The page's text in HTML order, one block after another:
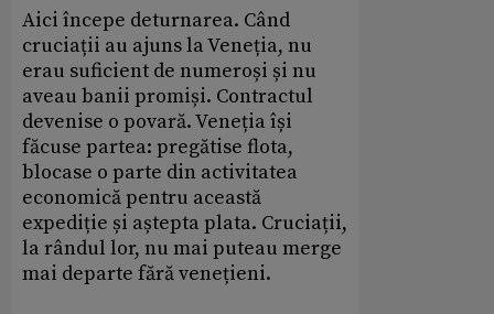
Aici începe deturnarea. Când
cruciații au ajuns la Veneția, nu
erau suficient de numeroși și nu
aveau banii promiși. Contractul
devenise o povară. Veneția își
făcuse partea: pregătise flota,
blocase o parte din activitatea
economică pentru această
expediție și aștepta plata. Cruciații,
la rândul lor, nu mai puteau merge
mai departe fără venețieni.